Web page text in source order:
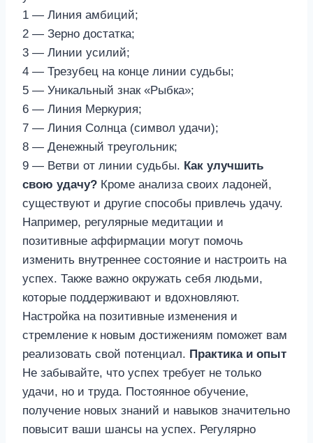
1 — Линия амбиций;
2 — Зерно достатка;
3 — Линии усилий;
4 — Трезубец на конце линии судьбы;
5 — Уникальный знак «Рыбка»;
6 — Линия Меркурия;
7 — Линия Солнца (символ удачи);
8 — Денежный треугольник;
9 — Ветви от линии судьбы. Как улучшить
свою удачу? Кроме анализа своих ладоней,
существуют и другие способы привлечь удачу.
Например, регулярные медитации и
позитивные аффирмации могут помочь
изменить внутреннее состояние и настроить на
успех. Также важно окружать себя людьми,
которые поддерживают и вдохновляют.
Настройка на позитивные изменения и
стремление к новым достижениям поможет вам
реализовать свой потенциал. Практика и опыт
Не забывайте, что успех требует не только
удачи, но и труда. Постоянное обучение,
получение новых знаний и навыков значительно
повысит ваши шансы на успех. Регулярно